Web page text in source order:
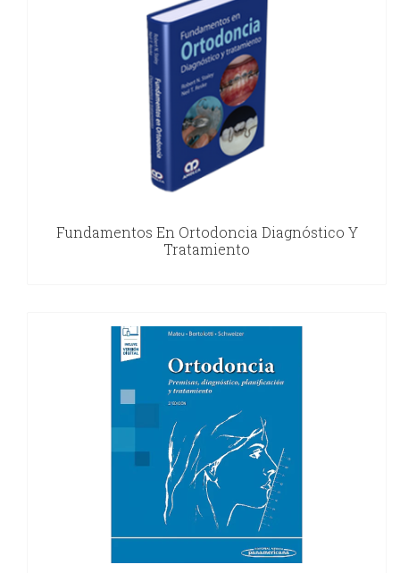
Fundamentos En Ortodoncia Diagnóstico Y
Tratamiento